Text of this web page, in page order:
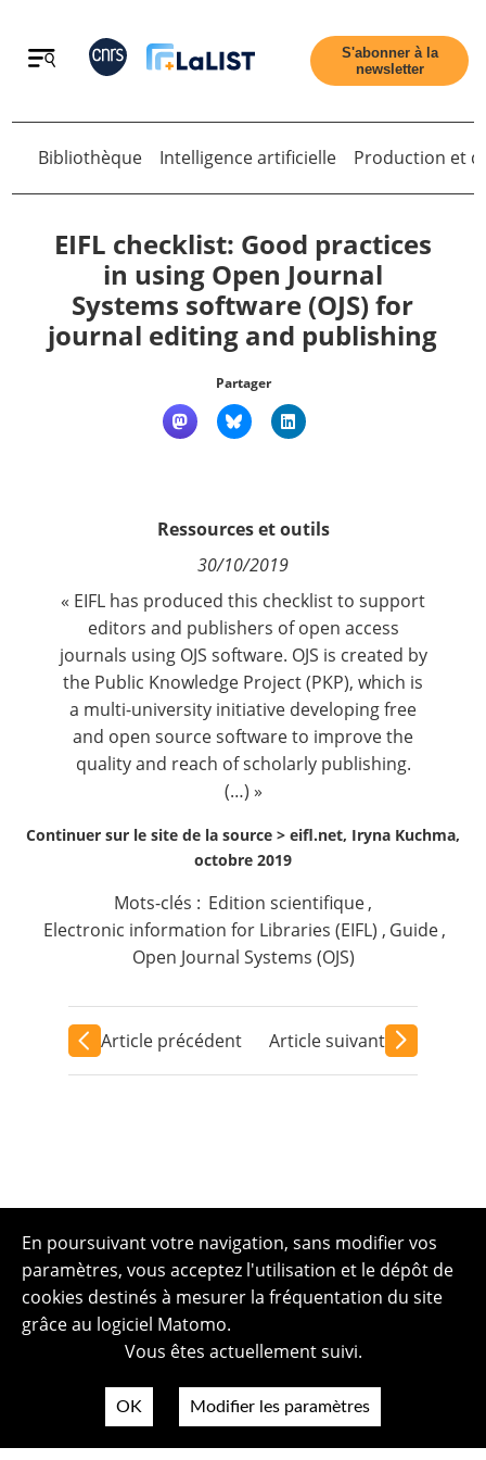
Retour
Accueil
Qui sommes nous ?
S'abonner à la
newsletter
Retour
Bibliothèque Intelligence artificielle Production et
EIFL checklist: Good practices
in using Open Journal
Systems software (OJS) for
journal editing and publishing
Partager
Ressources et outils
30/10/2019
« EIFL has produced this checklist to support
editors and publishers of open access
journals using OJS software. OJS is created by
the Public Knowledge Project (PKP), which is
a multi-university initiative developing free
and open source software to improve the
quality and reach of scholarly publishing.
(…) »
Continuer sur le site de la source > eifl.net, Iryna Kuchma,
octobre 2019
Mots-clés : Edition scientifique,
Electronic information for Libraries (EIFL) , Guide,
Open Journal Systems (OJS)
Article précédent Article suivant
En poursuivant votre navigation, sans modifier vos
paramètres, vous acceptez l'utilisation et le dépôt de
cookies destinés à mesurer la fréquentation du site
grâce au logiciel Matomo.
Vous êtes actuellement suivi.
OK Modifier les paramètres